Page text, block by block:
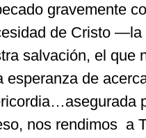
gravemente
de Cristo —la
salvación, el que
esperanzade
asegurada
, nos rendimos a